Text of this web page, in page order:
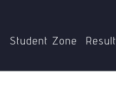
Student Zone Result